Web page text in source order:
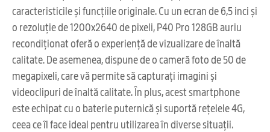
caracteristicile și funcțiile originale. Cu un ecran de 6,5 inci și
o rezoluție de 1200x2640 de pixeli, P40 Pro 128GB auriu
recondiționat oferă o experiență de vizualizare de înaltă
calitate. De asemenea, dispune de o cameră foto de 50 de
megapixeli, care vă permite să capturați imagini și
videoclipuri de înaltă calitate. În plus, acest smartphone
este echipat cu o baterie puternică și suportă rețelele 4G,
ceea ce îl face ideal pentru utilizarea în diverse situații.